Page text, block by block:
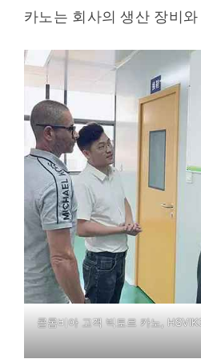
카노는 회사의 생산 장비
콜롬비아 고객 빅토르 카노,